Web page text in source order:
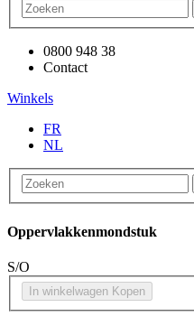
0800 948 38
Contact
Winkels
FR
NL
Oppervlakkenmondstuk
S/O
In winkelwagen Kopen